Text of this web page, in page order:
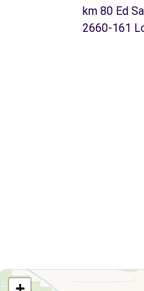
km 80 Ed
2660-161